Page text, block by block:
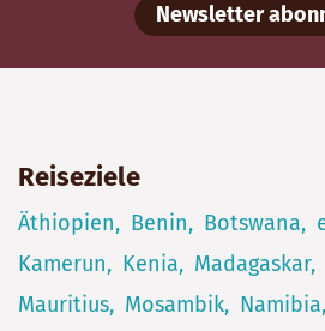
Newsletter
Reiseziele
Äthiopien Benin Botswana
Kamerun
Kenia Madagaskar
Mauritius
Mosambik Namibia